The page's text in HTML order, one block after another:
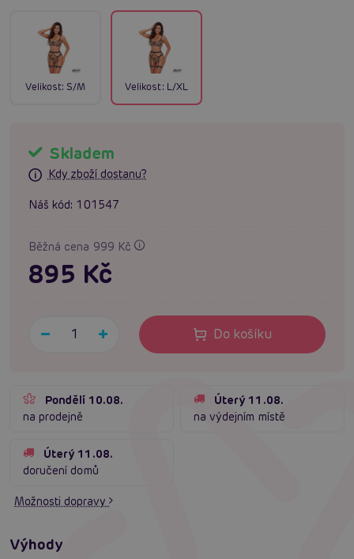
Velikost: S/M Velikost: L/XL
Skladem
Kdy zboží dostanu?
Náš kód: 101547
Běžná cena 999 Kč
895 Kč
Do košíku
Pondělí 10.08.
na prodejně
Úterý 11.08.
na výdejním místě
Úterý 11.08.
doručení domů
Možnosti dopravy
Výhody